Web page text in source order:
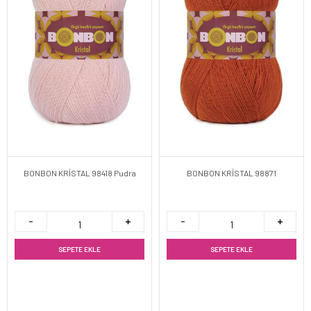
BONBON KRİSTAL 98418 Pudra
SEPETE EKLE
BONBON KRİSTAL 98871
SEPETE EKLE